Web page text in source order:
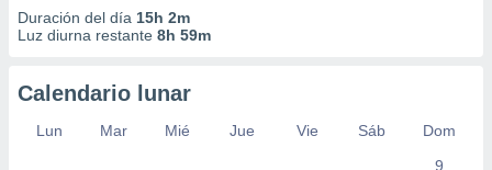
Duración del día 15h 2m
Luz diurna restante 8h 59m
Calendario lunar
Lun Mar Mié Jue Vie Sáb
Dom
9